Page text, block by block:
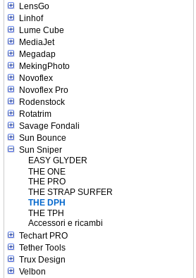
LensGo
Linhof
Lume Cube
MediaJet
Megadap
MekingPhoto
Novoflex
Novoflex Pro
Rodenstock
Rotatrim
Savage Fondali
Sun Bounce
Sun Sniper
EASY GLYDER
THE ONE
THE PRO
THE STRAP SURFER
THE DPH
THE TPH
Accessori e ricambi
Techart PRO
Tether Tools
Trux Design
Velbon